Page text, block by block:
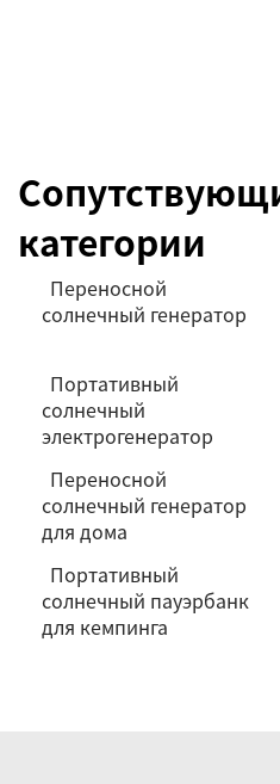
категории
Переносной
солнечный генератор
Портативный
солнечный
электрогенератор
Переносной
солнечный генератор
для дома
Портативный
солнечный пауэрбанк
для кемпинга